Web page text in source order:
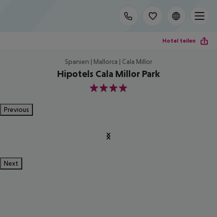
Hotel teilen
Spanien | Mallorca | Cala Millor
Hipotels Cala Millor Park
4
Previous
Next